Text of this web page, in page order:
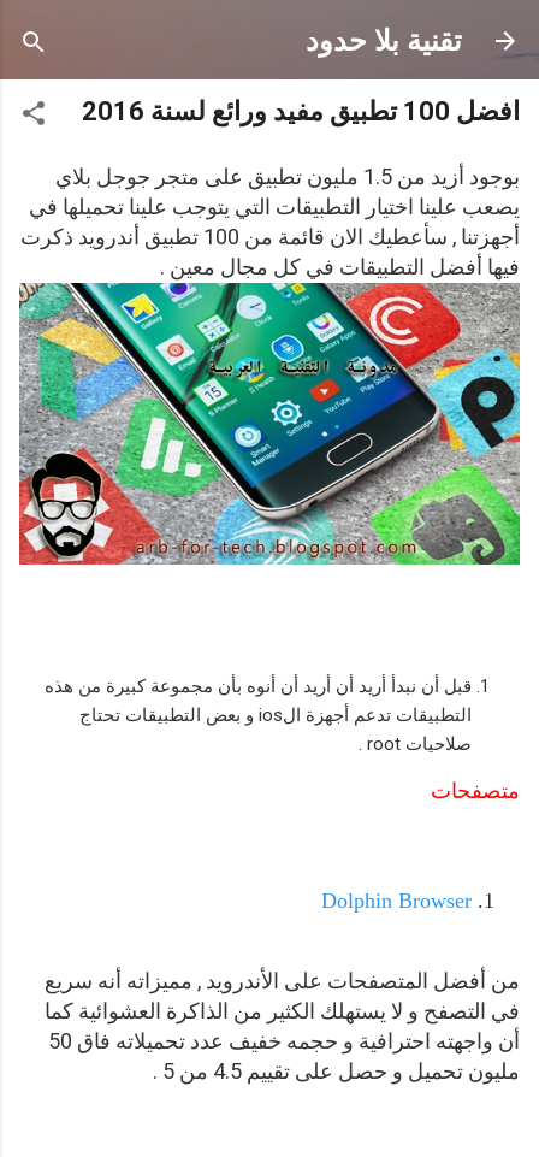
التخطي إلى المحتوى الرئيسيتقنية بلا حدود
افضل 100 تطبيق مفيد ورائع لسنة 2016
بوجود أزيد من 1.5 مليون تطبيق على متجر جوجل بلاي
يصعب علينا اختيار التطبيقات التي يتوجب علينا تحميلها في
أجهزتنا , سأعطيك الان قائمة من 100 تطبيق أندرويد ذكرت
فيها أفضل التطبيقات في كل مجال معين .
قبل أن نبدأ أريد أن أريد أن أنوه بأن مجموعة كبيرة من هذه
التطبيقات تدعم أجهزة الios و بعض التطبيقات تحتاج
صلاحيات root .
متصفحات
Dolphin Browser
من أفضل المتصفحات على الأندرويد , مميزاته أنه سريع
في التصفح و لا يستهلك الكثير من الذاكرة العشوائية كما
أن واجهته احترافية و حجمه خفيف عدد تحميلاته فاق 50
مليون تحميل و حصل على تقييم 4.5 من 5 .